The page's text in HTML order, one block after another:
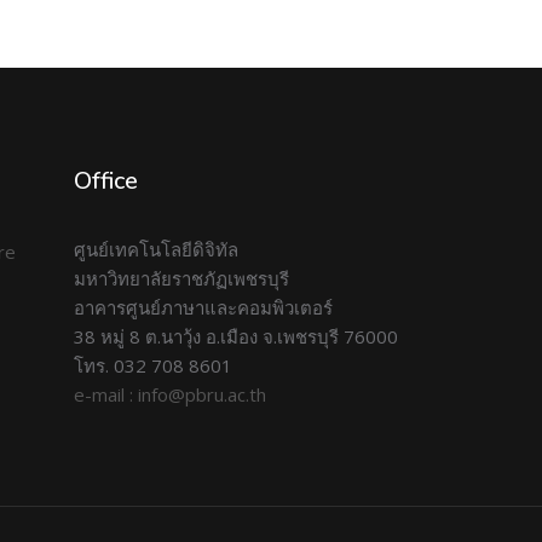
Office
ศูนย์เทคโนโลยีดิจิทัล
มหาวิทยาลัยราชภัฏเพชรบุรี
อาคารศูนย์ภาษาและคอมพิวเตอร์
38 หมู่ 8 ต.นาวุ้ง อ.เมือง จ.เพชรบุรี 76000
โทร. 032 708 8601
e-mail : info@pbru.ac.th